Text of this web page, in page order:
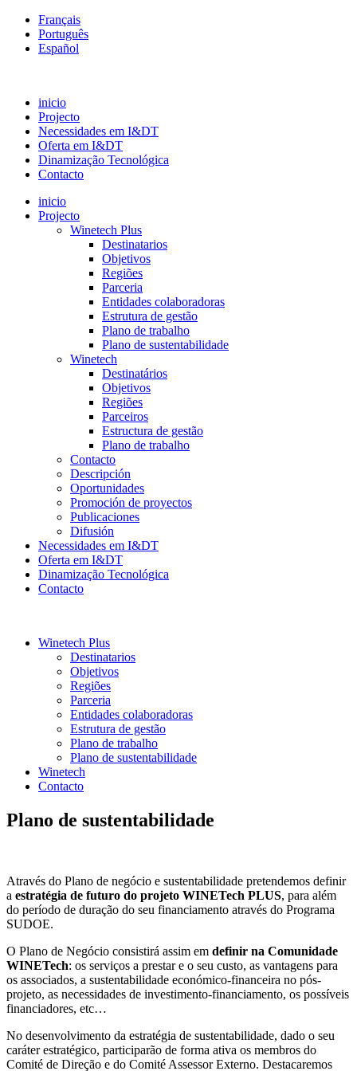
Français
Português
Español
inicio
Projecto
Necessidades em I&DT
Oferta em I&DT
Dinamização Tecnológica
Contacto
inicio
Projecto
Winetech Plus
Destinatarios
Objetivos
Regiões
Parceria
Entidades colaboradoras
Estrutura de gestão
Plano de trabalho
Plano de sustentabilidade
Winetech
Destinatários
Objetivos
Regiões
Parceiros
Estructura de gestão
Plano de trabalho
Contacto
Descripción
Oportunidades
Promoción de proyectos
Publicaciones
Difusión
Necessidades em I&DT
Oferta em I&DT
Dinamização Tecnológica
Contacto
Winetech Plus
Destinatarios
Objetivos
Regiões
Parceria
Entidades colaboradoras
Estrutura de gestão
Plano de trabalho
Plano de sustentabilidade
Winetech
Contacto
Plano de sustentabilidade
Através do Plano de negócio e sustentabilidade pretendemos definir
a estratégia de futuro do projeto WINETech PLUS, para além
do período de duração do seu financiamento através do Programa
SUDOE.
O Plano de Negócio consistirá assim em definir na Comunidade
WINETech: os serviços a prestar e o seu custo, as vantagens para
os associados, a sustentabilidade económico-financeira no pós-
projeto, as necessidades de investimento-financiamento, os possíveis
financiadores, etc…
No desenvolvimento da estratégia de sustentabilidade, dado o seu
caráter estratégico, participarão de forma ativa os membros do
Comité de Direção e do Comité Assessor Externo. Destacaremos